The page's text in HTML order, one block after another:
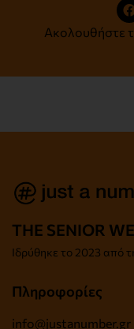
Ακολουθήστε
THE SENIOR
Iδρύθηκε το 2023 από
Πληροφορίες
info@justanumber.gr